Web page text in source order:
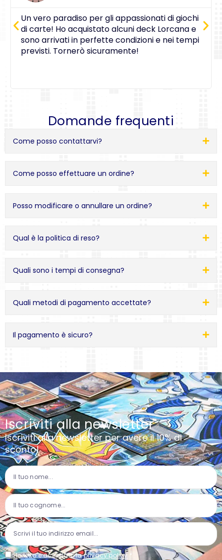
Un vero paradiso per gli appassionati di giochi
di carte! Ho acquistato alcuni deck Lorcana e
sono arrivati in perfette condizioni e nei tempi
previsti. Tornerò sicuramente!
Domande frequenti
Come posso contattarvi?
Come posso effettuare un ordine?
Posso modificare o annullare un ordine?
Qual è la politica di reso?
Quali sono i tempi di consegna?
Quali metodi di pagamento accettate?
Il pagamento è sicuro?
Iscriviti alla newsletter
Iscriviti alla newsletter per avere il 10% di
sconto!
Ho letto e accettato laprivacy policy *